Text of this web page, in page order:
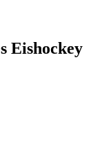
Eishockey